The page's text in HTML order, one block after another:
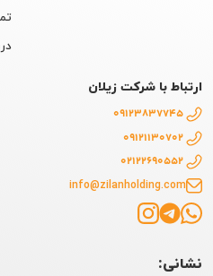
ارتباط با شرکت زیلان
info@zilanholding.com
نشانی: